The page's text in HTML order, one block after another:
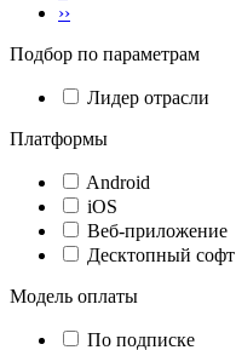
››
Подбор по параметрам
Лидер отрасли
Платформы
Android
iOS
Веб-приложение
Десктопный софт
Модель оплаты
По подписке